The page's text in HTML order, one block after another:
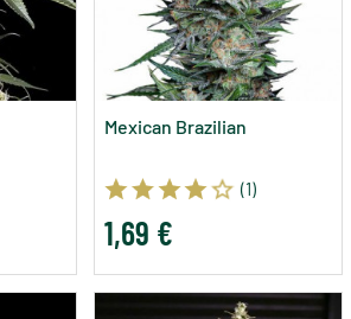
Mexican Brazilian
(1)
1,69 €